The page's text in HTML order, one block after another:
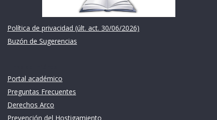
Política de privacidad (últ. act. 30/06/2026)
Buzón de Sugerencias
Portal académico
Preguntas Frecuentes
Derechos Arco
Prevención del Hostigamiento